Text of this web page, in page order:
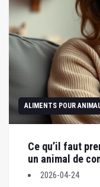
ALIMENTS POUR
Ce qu’il faut
un animal de
2026-04-24